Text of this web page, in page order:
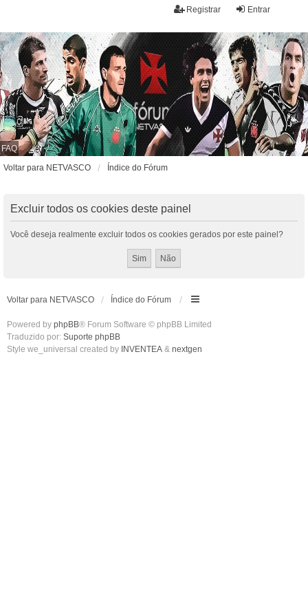
Entrar
Registrar
FAQ
Voltar para NETVASCO
Índice do Fórum
Excluir todos os cookies deste painel
Você deseja realmente excluir todos os cookies gerados por este painel?
Voltar para NETVASCO Índice do Fórum
Powered by phpBB® Forum Software © phpBB Limited
Traduzido por: Suporte phpBB
Style we_universal created by INVENTEA & nextgen